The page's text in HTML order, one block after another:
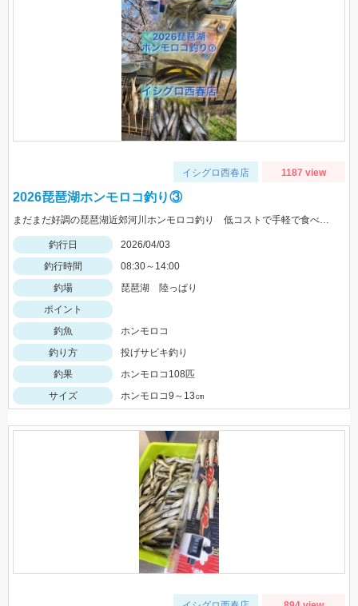
イシグロ西春店 1187 view
2026琵琶湖ホンモロコ釣り③
まだまだ好調の琵琶湖近郊河川ホンモロコ釣り 低コストで手軽で食べて美味しいホンモロコ釣り(^^♪ のんびり桜を見ながら釣りができるシーズンになりました♪
釣行日
2026/04/03
釣行時間
08:30～14:00
釣場
琵琶湖 陸っぱり
ポイント
釣魚
ホンモロコ
釣り方
投げサビキ釣り
釣果
ホンモロコ108匹
サイズ
ホンモロコ9～13㎝